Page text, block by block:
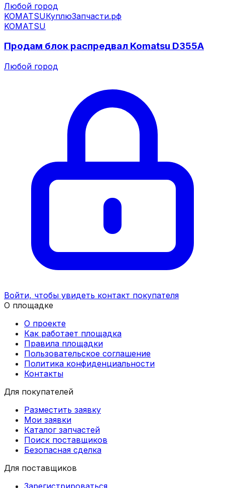
Любой город
KOMATSUКуплюЗапчасти.рф
KOMATSU
Продам блок распредвал Komatsu D355A
Любой город
Войти, чтобы увидеть контакт покупателя
О площадке
О проекте
Как работает площадка
Правила площадки
Пользовательское соглашение
Политика конфиденциальности
Контакты
Для покупателей
Разместить заявку
Мои заявки
Каталог запчастей
Поиск поставщиков
Безопасная сделка
Для поставщиков